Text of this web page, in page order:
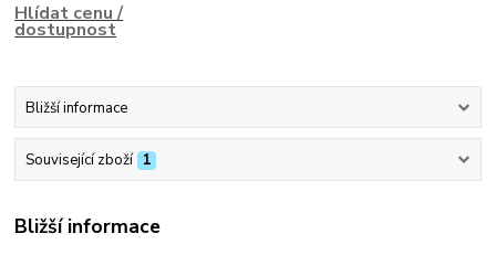
Hlídat cenu /
dostupnost
Bližší informace
Související zboží 1
Bližší informace